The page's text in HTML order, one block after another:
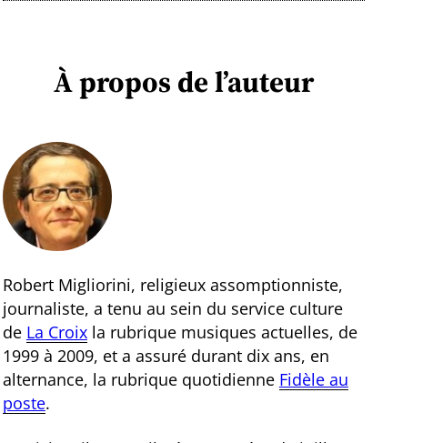
À propos de l’auteur
Robert Migliorini, religieux assomptionniste,
journaliste, a tenu au sein du service culture
de La Croixla rubrique musiques actuelles, de
1999 à 2009, et a assuré durant dix ans, en
alternance, la rubrique quotidienne Fidèle au
poste.